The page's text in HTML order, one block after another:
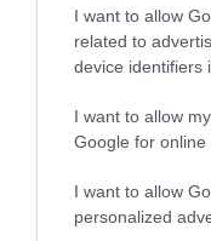
I want to allow
related to
device identifiers
I want to allow
Google for online
I want to allow
personalized